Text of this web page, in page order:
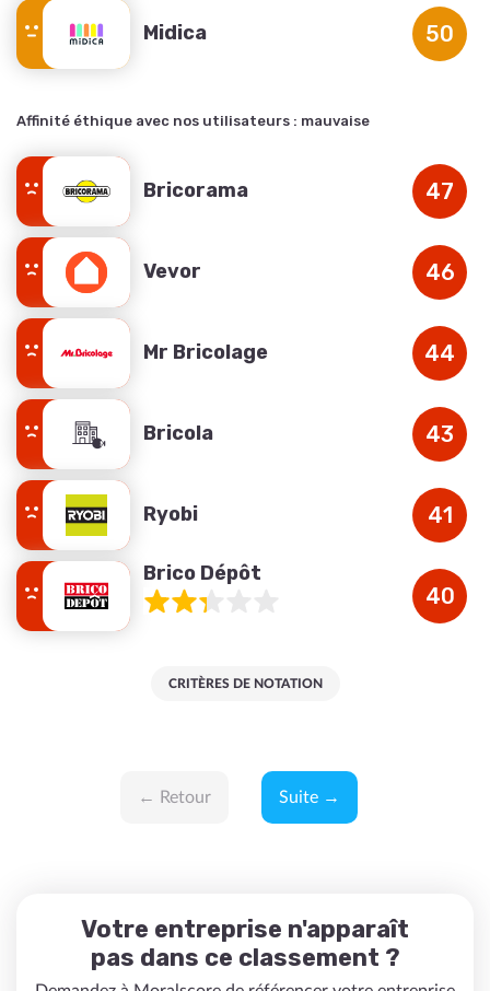
Midica 50
Affinité éthique avec nos utilisateurs : mauvaise
Bricorama 47
Vevor 46
Mr Bricolage 44
Bricola 43
Ryobi 41
Brico Dépôt
40
CRITÈRES DE NOTATION
← Retour Suite →
Votre entreprise n'apparaît
pas dans ce classement ?